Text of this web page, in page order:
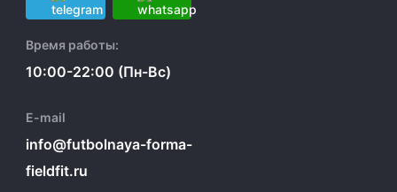
Время работы:
10:00-22:00 (Пн-Вс)
E-mail
info@futbolnaya-forma-
fieldfit.ru